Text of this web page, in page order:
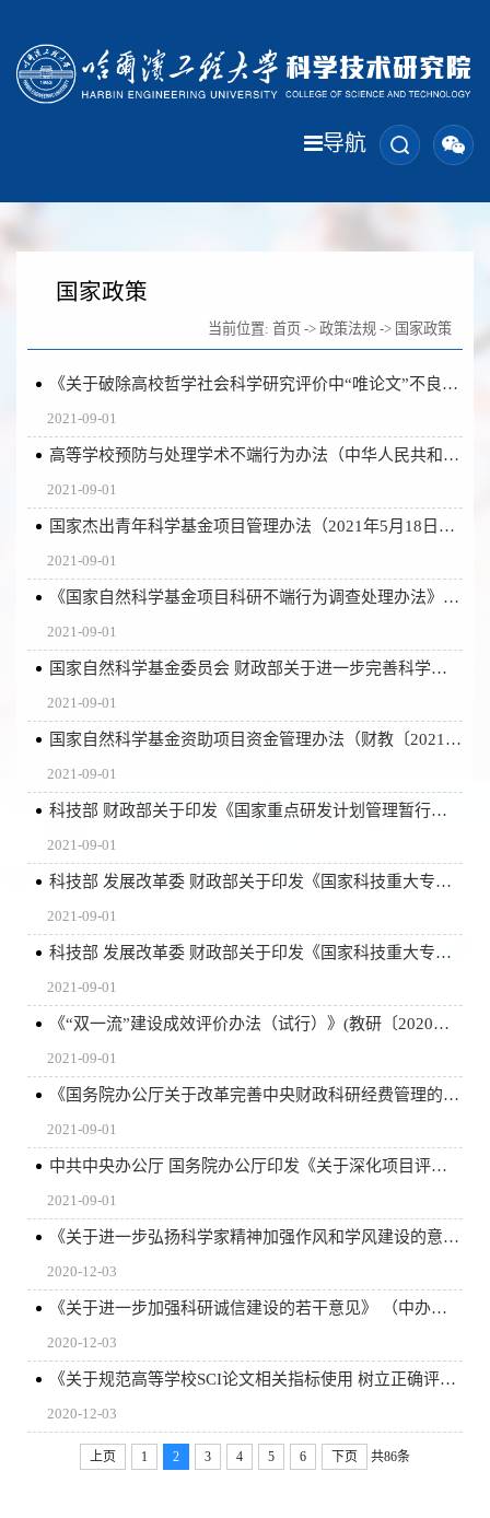
导航
国家政策
当前位置: 首页 -> 政策法规 -> 国家政策
《关于破除高校哲学社会科学研究评价中“唯论文”不良导向的若干意见》（教社科〔2020〕3号）
2021-09-01
高等学校预防与处理学术不端行为办法（中华人民共和国教育部令第40号）
2021-09-01
国家杰出青年科学基金项目管理办法（2021年5月18日国家自然科学基金委员会委务会议修订通过）
2021-09-01
《国家自然科学基金项目科研不端行为调查处理办法》（2020年11月3日国家自然科学基金委员会委务会议修订通过）
2021-09-01
国家自然科学基金委员会 财政部关于进一步完善科学基金项目和资金管理的通知（国科金发财〔2019〕31号）
2021-09-01
国家自然科学基金资助项目资金管理办法（财教〔2021〕177号）
2021-09-01
科技部 财政部关于印发《国家重点研发计划管理暂行办法》的通知（国科发资〔2017〕152号）
2021-09-01
科技部 发展改革委 财政部关于印发《国家科技重大专项（民口）验收管理办法》的通知（国科发专〔2018〕37号）
2021-09-01
科技部 发展改革委 财政部关于印发《国家科技重大专项（民口）管理规定》的通知（国科发专〔2017〕145号）
2021-09-01
《“双一流”建设成效评价办法（试行）》(教研〔2020〕13号)
2021-09-01
《国务院办公厅关于改革完善中央财政科研经费管理的若干意见》（国办发〔2021〕32号）
2021-09-01
中共中央办公厅 国务院办公厅印发《关于深化项目评审、人才评价、机构评估改革的意见》
2021-09-01
《关于进一步弘扬科学家精神加强作风和学风建设的意见》 （中办、国办印发2019.6.17）
2020-12-03
《关于进一步加强科研诚信建设的若干意见》 （中办、国办印发2018.5.30）
2020-12-03
《关于规范高等学校SCI论文相关指标使用 树立正确评价导向的若干意见》（教科技〔2020〕2号）
2020-12-03
上页 1 2 3 4 5 6 下页 共86条